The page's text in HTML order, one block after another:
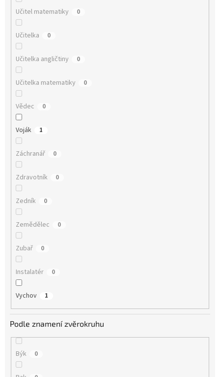
Učitel matematiky 0
Učitelka 0
Učitelka angličtiny 0
Učitelka matematiky 0
Vědec 0
Voják 1
Záchranář 0
Zdravotník 0
Zedník 0
Zemědělec 0
Zubař 0
Instalatér 0
Vychov 1
Podle znamení zvěrokruhu
Býk 0